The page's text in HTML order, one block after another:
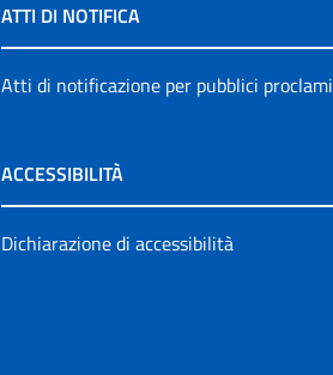
ATTI DI NOTIFICA
Atti di notificazione per pubblici proclami
ACCESSIBILITÀ
Dichiarazione di accessibilità